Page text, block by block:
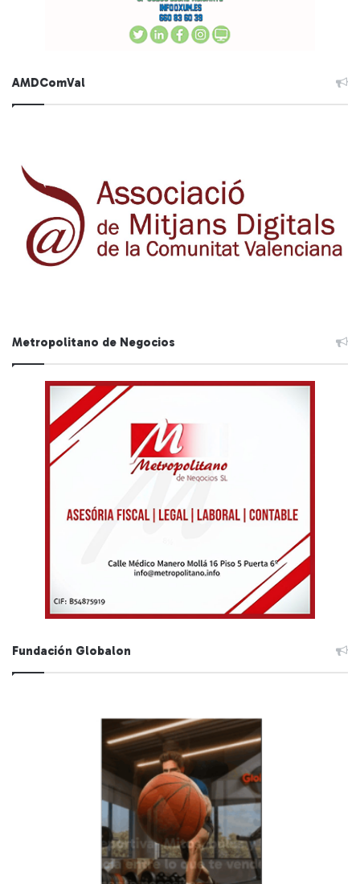
AMDComVal
Metropolitano de Negocios
Fundación Globalon